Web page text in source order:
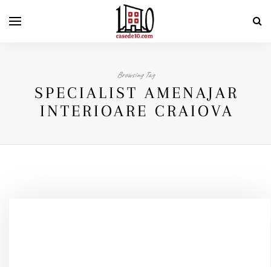
Browsing Tag
SPECIALIST AMENAJAR
INTERIOARE CRAIOVA